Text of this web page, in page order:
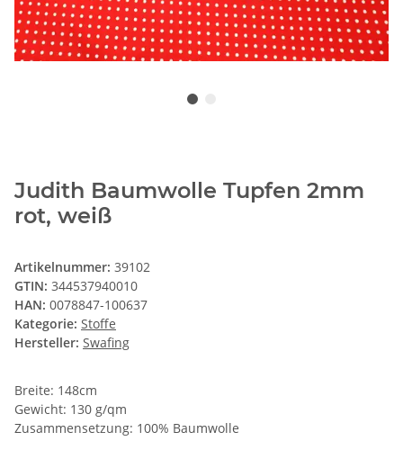
Judith Baumwolle Tupfen 2mm
rot, weiß
Artikelnummer: 39102
GTIN: 344537940010
HAN: 0078847-100637
Kategorie: Stoffe
Hersteller: Swafing
Breite: 148cm
Gewicht: 130 g/qm
Zusammensetzung: 100% Baumwolle